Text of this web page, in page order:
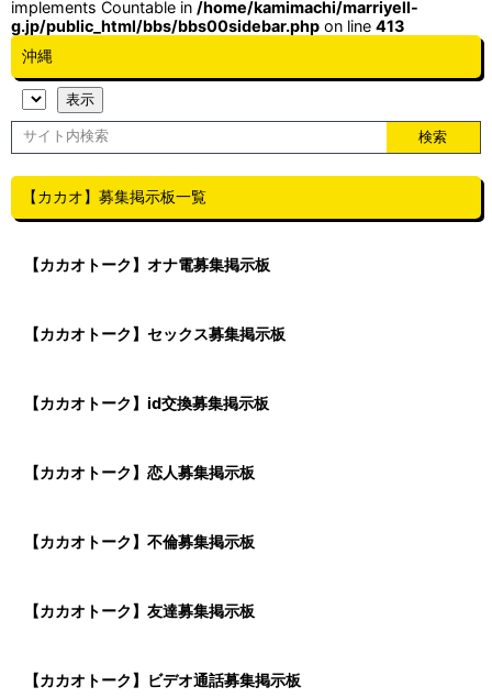
implements Countable in /home/kamimachi/marriyell-
g.jp/public_html/bbs/bbs00sidebar.php on line 413
沖縄
【カカオ】募集掲示板一覧
【カカオトーク】オナ電募集掲示板
【カカオトーク】セックス募集掲示板
【カカオトーク】id交換募集掲示板
【カカオトーク】恋人募集掲示板
【カカオトーク】不倫募集掲示板
【カカオトーク】友達募集掲示板
【カカオトーク】ビデオ通話募集掲示板